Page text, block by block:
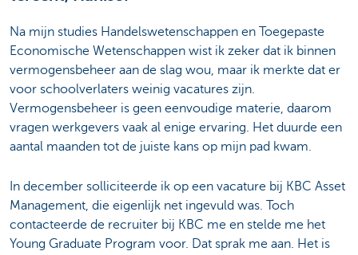
Na mijn studies Handelswetenschappen en Toegepaste
Economische Wetenschappen wist ik zeker dat ik binnen
vermogensbeheer aan de slag wou, maar ik merkte dat er
voor schoolverlaters weinig vacatures zijn.
Vermogensbeheer is geen eenvoudige materie, daarom
vragen werkgevers vaak al enige ervaring. Het duurde een
aantal maanden tot de juiste kans op mijn pad kwam.
In december solliciteerde ik op een vacature bij KBC Asset
Management, die eigenlijk net ingevuld was. Toch
contacteerde de recruiter bij KBC me en stelde me het
Young Graduate Program voor. Dat sprak me aan. Het is